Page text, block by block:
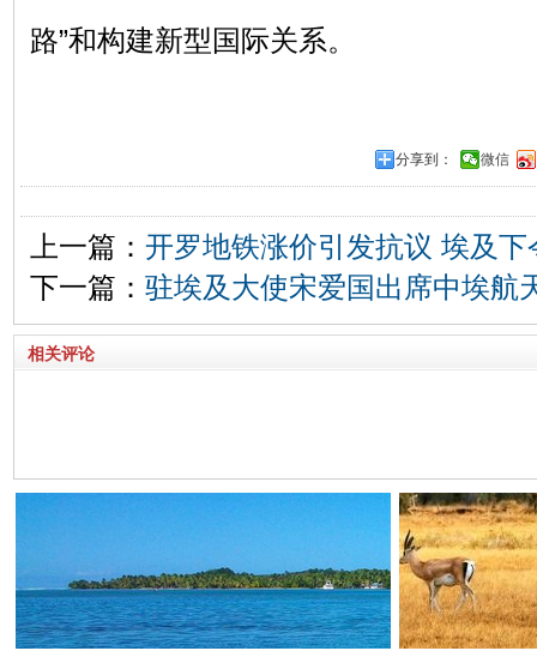
路”和构建新型国际关系。
分享到： 微信
上一篇： 开罗地铁涨价引发抗议 埃及
下一篇： 驻埃及大使宋爱国出席中埃航
相关评论